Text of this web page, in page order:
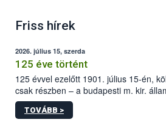
Friss hírek
2026. július 15, szerda
125 éve történt
125 évvel ezelőtt 1901. július 15-én,
csak részben – a budapesti m. kir.
állomás a Kis Rókus utca 15. szám
tervezett új épületébe.
TOVÁBB >